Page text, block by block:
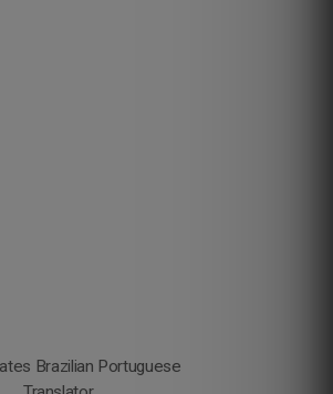
Brazilian Portuguese